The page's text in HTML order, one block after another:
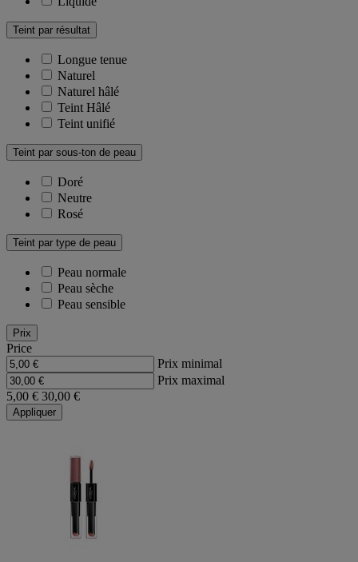
Teint par résultat
Longue tenue
Naturel
Naturel hâlé
Teint Hâlé
Teint unifié
Teint par sous-ton de peau
Doré
Neutre
Rosé
Teint par type de peau
Peau normale
Peau sèche
Peau sensible
Prix
Price
Prix minimal
Prix maximal
5,00 € 30,00 €
Appliquer